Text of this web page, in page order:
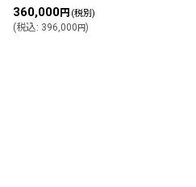
360,000円 (税別)
(税込: 396,000円)